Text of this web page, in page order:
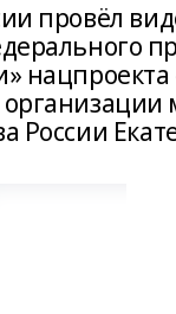
провёл
России